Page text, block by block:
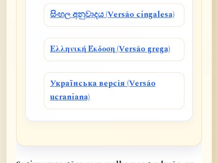
සිංහල අනුවාදය (Versão cingalesa)
Ελληνική Έκδοση (Versão grega)
Українська версія (Versão
ucraniana)